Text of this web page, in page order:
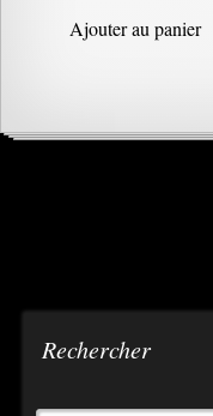
Ajouter au panier
Rechercher